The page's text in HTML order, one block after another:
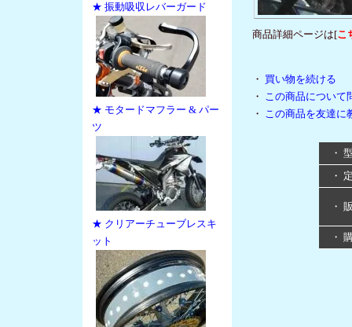
★ 振動吸収レバーガード
★ モタードマフラー & パー
ツ
★ クリアーチューブレスキ
ット
商品詳細ページは[こ
・ 買い物を続ける
・ この商品について
・ この商品を友達に
・
・
・
・